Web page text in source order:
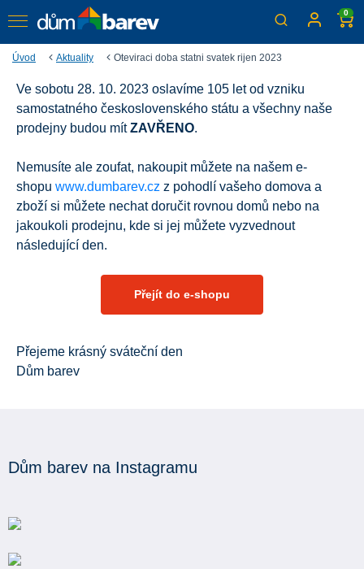
0
Úvod Aktuality Oteviraci doba statni svatek rijen 2023
Otevírací doba na státní
svátek 28. 10. 2023
Ve sobotu 28. 10. 2023 oslavíme 105 let od vzniku
samostatného československého státu a všechny naše
prodejny budou mítZAVŘENO.
Nemusíte ale zoufat, nakoupit můžete na našem e-
shopu www.dumbarev.cz z pohodlí vašeho domova a
zboží si můžete nechat doručit rovnou domů nebo na
jakoukoli prodejnu, kde si jej můžete vyzvednout
následující den.
Přejít do e-shopu
Přejeme krásný sváteční den
Dům barev
Dům barev na Instagramu